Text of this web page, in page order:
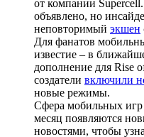
от компании
объявлено, но
неповторимый экшен
Для фанатов
известие – в
дополнение для Rise
создатели включили
новые режимы.
Сфера мобильных
месяц появляются
новостями, чтобы